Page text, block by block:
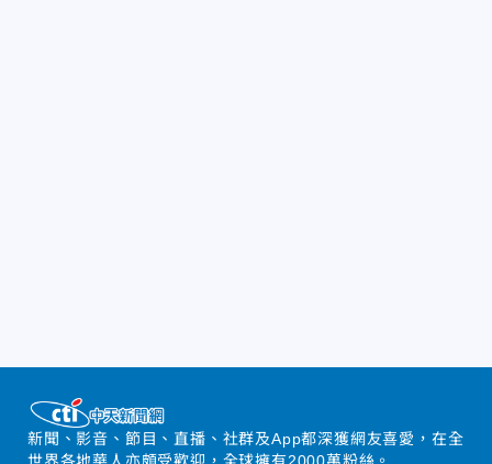
新聞、影音、節目、直播、社群及App都深獲網友喜愛，在全
世界各地華人亦頗受歡迎，全球擁有2000萬粉絲。